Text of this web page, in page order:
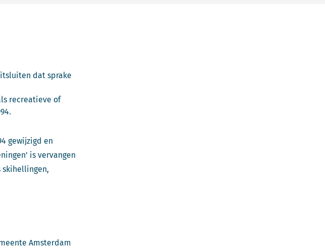
dat sprake
recreatieve of
gewijzigd en
is vervangen
Amsterdam